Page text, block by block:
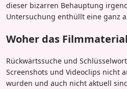
dieser bizarren Behauptung
Untersuchung enthüllt eine ganz
Woher das
Rückwärtssuche und
Screenshots und Videoclips nicht
wurden und auch nicht aktuell